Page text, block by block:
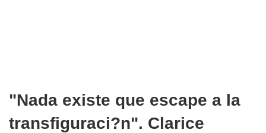
"Nada existe que escape a la
transfiguraci?n". Clarice